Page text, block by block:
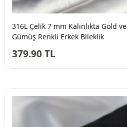
316L Çelik 7 mm Kalınlıkta Gold ve
Gümüş Renkli Erkek Bileklik
379.90TL